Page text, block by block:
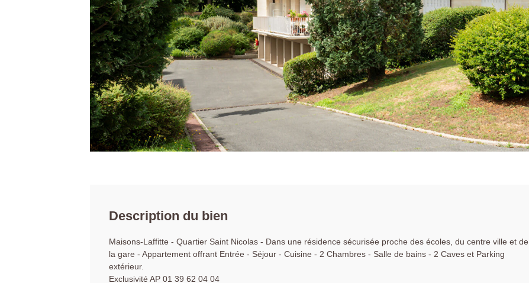
Description du bien
Maisons-Laffitte - Quartier Saint Nicolas - Dans une résidence sécurisée proche des écoles, du centre ville et de
la gare - Appartement offrant Entrée - Séjour - Cuisine - 2 Chambres - Salle de bains - 2 Caves et Parking
extérieur.
Exclusivité AP 01 39 62 04 04